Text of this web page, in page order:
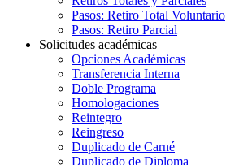
Pasos: Retiro Total Voluntario
Pasos: Retiro Parcial
Solicitudes académicas
Opciones Académicas
Transferencia Interna
Doble Programa
Homologaciones
Reintegro
Reingreso
Duplicado de Carné
Duplicado de Diploma